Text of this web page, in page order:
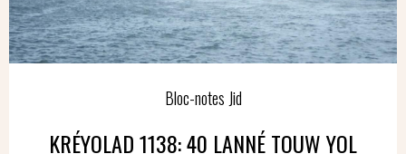
Bloc-notes Jid
KRÉYOLAD 1138: 40 LANNÉ TOUW YOL